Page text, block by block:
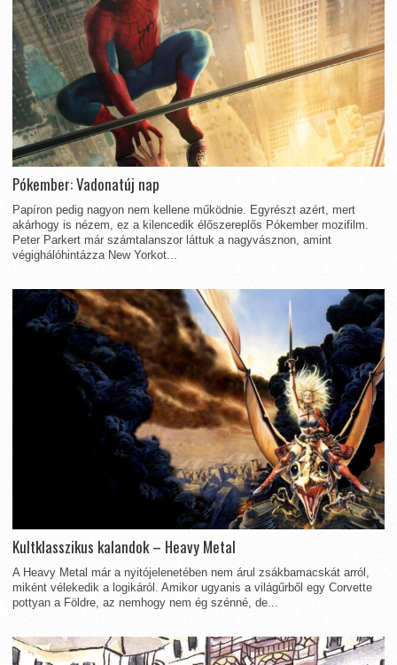
Pókember: Vadonatúj nap
Papíron pedig nagyon nem kellene működnie. Egyrészt azért, mert
akárhogy is nézem, ez a kilencedik élőszereplős Pókember mozifilm.
Peter Parkert már számtalanszor láttuk a nagyvásznon, amint
végighálóhintázza New Yorkot...
Kultklasszikus kalandok – Heavy Metal
A Heavy Metal már a nyitójelenetében nem árul zsákbamacskát arról,
miként vélekedik a logikáról. Amikor ugyanis a világűrből egy Corvette
pottyan a Földre, az nemhogy nem ég szénné, de...